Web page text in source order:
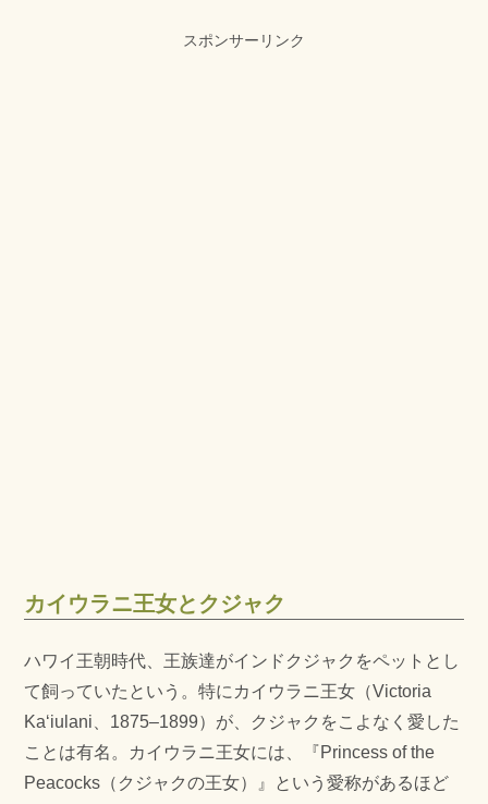
スポンサーリンク
カイウラニ王女とクジャク
ハワイ王朝時代、王族達がインドクジャクをペットとし
て飼っていたという。特にカイウラニ王女（Victoria
Kaʻiulani、1875–1899）が、クジャクをこよなく愛した
ことは有名。カイウラニ王女には、『Princess of the
Peacocks（クジャクの王女）』という愛称があるほど